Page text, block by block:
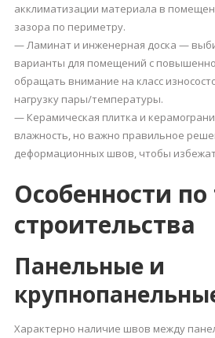
акклиматизации материала в
зазора по периметру.
— Ламинат и инженерная доска —
варианты для помещений с
обращать внимание на класс
нагрузку пары/температуры.
— Керамическая плитка и
влажность, но важно правильное
деформационных швов, чтобы
Особенности по
строительства
Панельные и
Характерно наличие швов между